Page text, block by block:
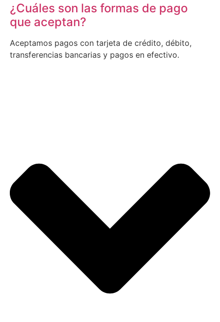
¿Cuáles son las formas de pago
que aceptan?
Aceptamos pagos con tarjeta de crédito, débito,
transferencias bancarias y pagos en efectivo.